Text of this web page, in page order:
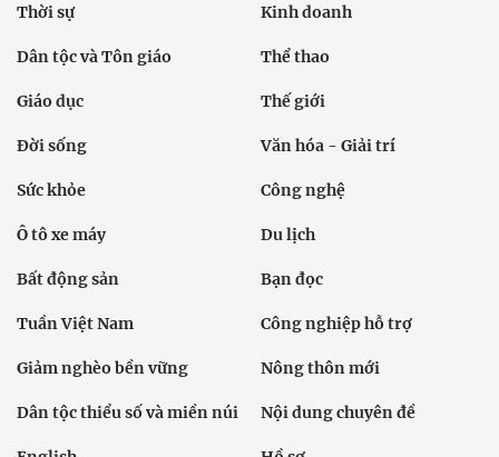
Thời sự Kinh doanh
Dân tộc và Tôn giáo Thể thao
Giáo dục Thế giới
Đời sống Văn hóa - Giải trí
Sức khỏe Công nghệ
Ô tô xe máy Du lịch
Bất động sản Bạn đọc
Tuần Việt Nam Công nghiệp hỗ trợ
Giảm nghèo bền vững Nông thôn mới
Dân tộc thiểu số và miền núi Nội dung chuyên đề